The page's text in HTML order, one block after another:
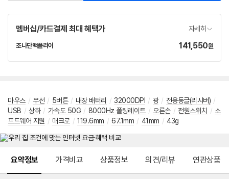
멤버십/카드결제 최대 혜택가 자세히
조나단맥플라이네
가
141,550원
마우스 / 무선 / 5버튼 / 내장 배터리 / 32000DPI / 광 / 전용동글(리시버) /
USB / 상하 / 가속도 50G / 8000Hz 폴링레이트 / 오른손 / 전원스위치 / 소
프트웨어 지원 / 매크로 / 119.6mm / 67.1mm / 41mm / 43g
요약정보 가격비교 상품정보 의견/리뷰 연관상품